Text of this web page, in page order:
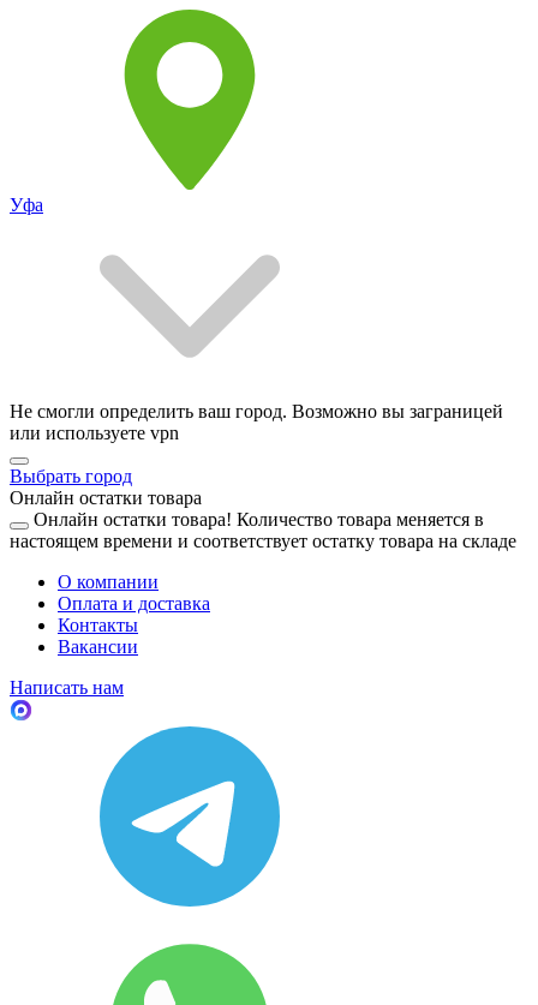
Уфа
Не смогли определить ваш город. Возможно вы заграницей
или используете vpn
Выбрать город
Онлайн остатки товара
Онлайн остатки товара! Количество товара меняется в
настоящем времени и соответствует остатку товара на складе
О компании
Оплата и доставка
Контакты
Вакансии
Написать нам